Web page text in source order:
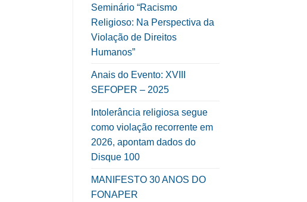
Seminário “Racismo
Religioso: Na Perspectiva da
Violação de Direitos
Humanos”
Anais do Evento: XVIII
SEFOPER – 2025
Intolerância religiosa segue
como violação recorrente em
2026, apontam dados do
Disque 100
MANIFESTO 30 ANOS DO
FONAPER